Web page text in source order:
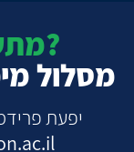
מתעניינים בלימודים?
מסלול
יפעת פרידמן 073-